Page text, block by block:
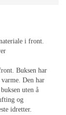
i front.
Buksen har
Den har
uten å
og
idretter.